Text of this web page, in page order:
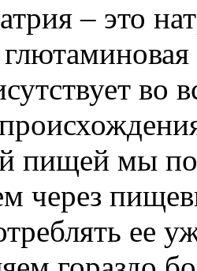
– это
во
пищей мы
через
ее